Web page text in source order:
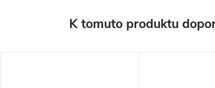
K tomuto produktu